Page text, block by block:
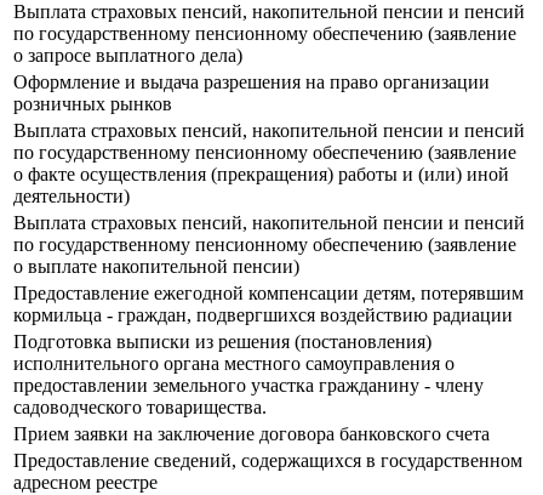
Выплата страховых пенсий, накопительной пенсии и пенсий
по государственному пенсионному обеспечению (заявление
о запросе выплатного дела)
Оформление и выдача разрешения на право организации
розничных рынков
Выплата страховых пенсий, накопительной пенсии и пенсий
по государственному пенсионному обеспечению (заявление
о факте осуществления (прекращения) работы и (или) иной
деятельности)
Выплата страховых пенсий, накопительной пенсии и пенсий
по государственному пенсионному обеспечению (заявление
о выплате накопительной пенсии)
Предоставление ежегодной компенсации детям, потерявшим
кормильца - граждан, подвергшихся воздействию радиации
Подготовка выписки из решения (постановления)
исполнительного органа местного самоуправления о
предоставлении земельного участка гражданину - члену
садоводческого товарищества.
Прием заявки на заключение договора банковского счета
Предоставление сведений, содержащихся в государственном
адресном реестре